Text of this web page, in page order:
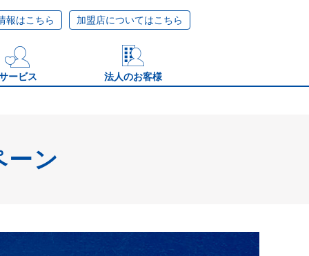
加盟店についてはこちら
報はこちら
ービス 法人のお客様
ーン